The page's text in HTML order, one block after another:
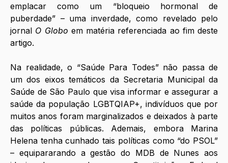
emplacar como um “bloqueio hormonal de
puberdade” – uma inverdade, como revelado pelo
jornal O Globo em matéria referenciada ao fim deste
artigo.
Na realidade, o “Saúde Para Todes” não passa de
um dos eixos temáticos da Secretaria Municipal da
Saúde de São Paulo que visa informar e assegurar a
saúde da população LGBTQIAP+, indivíduos que por
muitos anos foram marginalizados e deixados à parte
das políticas públicas. Ademais, embora Marina
Helena tenha cunhado tais políticas como “do PSOL”
– equipararando a gestão do MDB de Nunes aos